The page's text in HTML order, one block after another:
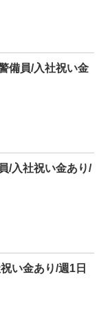
備員/入社祝い金
/入社祝い金あり/
い金あり/週1日